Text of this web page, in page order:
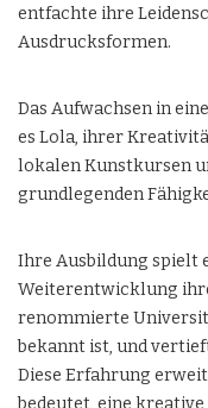
entfachte ihre
Ausdrucksformen.
Das Aufwachsen in
es Lola, ihrer
lokalen Kunstkursen
grundlegenden
Ihre Ausbildung spielt
Weiterentwicklung
renommierte
bekannt ist, und
Diese Erfahrung
bedeutet, eine